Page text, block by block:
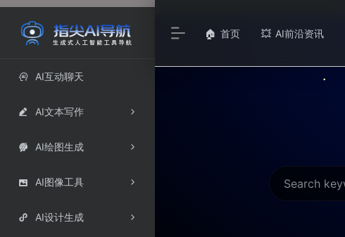
 AI互动聊天
 AI文本写作
 AI绘图生成
 AI图像工具
 AI设计生成
🏠 首页 💥 AI前沿资讯